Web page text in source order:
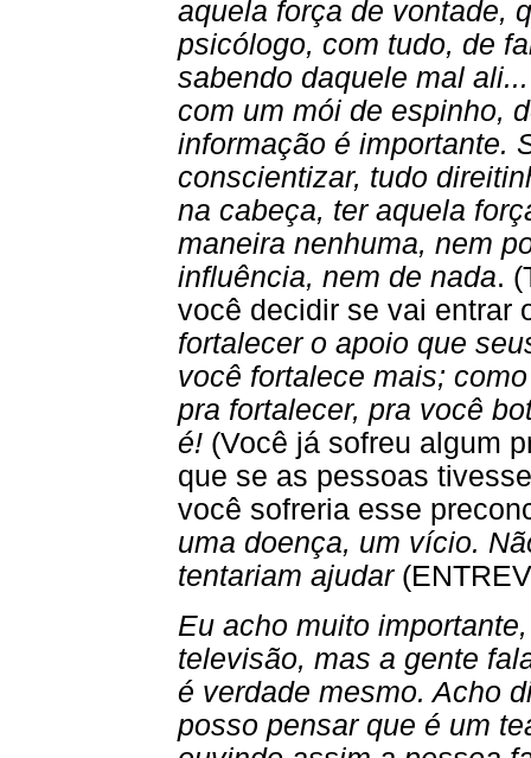
aquela força de vontade,
psicólogo, com tudo, de
sabendo daquele mal
com um mói de espinho,
informação é importante.
conscientizar, tudo
na cabeça, ter aquela
maneira nenhuma, nem
influência, nem de nada.
você decidir se vai entrar
fortalecer o apoio que
você fortalece mais;
pra fortalecer, pra você
é! (Você já sofreu algum
que se as pessoas
você sofreria esse
uma doença, um vício.
tentariam ajudar
Eu acho muito
televisão, mas a gente
é verdade mesmo. Acho
posso pensar que é um